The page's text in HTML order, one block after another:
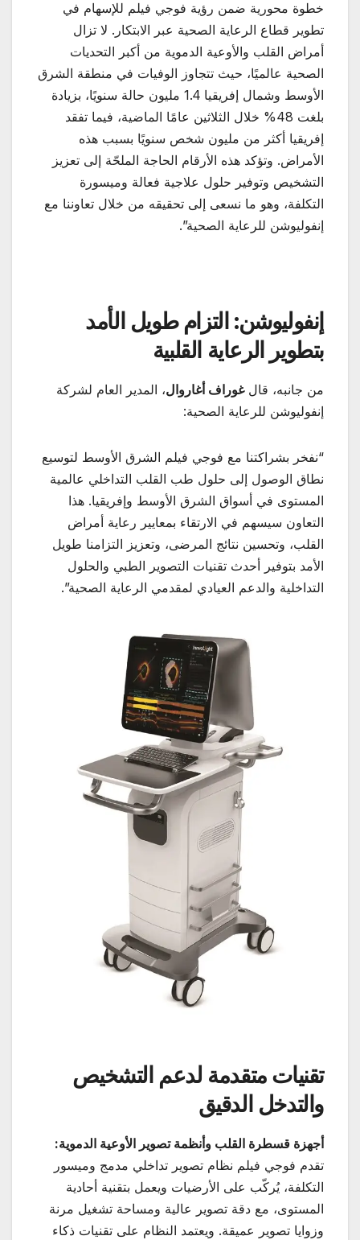
خطوة محورية ضمن رؤية فوجي فيلم للإسهام في
تطوير قطاع الرعاية الصحية عبر الابتكار. لا تزال
أمراض القلب والأوعية الدموية من أكبر التحديات
الصحية عالميًا، حيث تتجاوز الوفيات في منطقة الشرق
الأوسط وشمال إفريقيا 1.4 مليون حالة سنويًا، بزيادة
بلغت 48% خلال الثلاثين عامًا الماضية، فيما تفقد
إفريقيا أكثر من مليون شخص سنويًا بسبب هذه
الأمراض. وتؤكد هذه الأرقام الحاجة الملحّة إلى تعزيز
التشخيص وتوفير حلول علاجية فعالة وميسورة
التكلفة، وهو ما نسعى إلى تحقيقه من خلال تعاوننا مع
إنفوليوشن للرعاية الصحية”.
إنفوليوشن: التزام طويل الأمد
بتطوير الرعاية القلبية
من جانبه، قالغوراف أغاروال، المدير العام لشركة
إنفوليوشن للرعاية الصحية:
“نفخر بشراكتنا مع فوجي فيلم الشرق الأوسط لتوسيع
نطاق الوصول إلى حلول طب القلب التداخلي عالمية
المستوى في أسواق الشرق الأوسط وإفريقيا. هذا
التعاون سيسهم في الارتقاء بمعايير رعاية أمراض
القلب، وتحسين نتائج المرضى، وتعزيز التزامنا طويل
الأمد بتوفير أحدث تقنيات التصوير الطبي والحلول
التداخلية والدعم العيادي لمقدمي الرعاية الصحية”.
تقنيات متقدمة لدعم التشخيص
والتدخل الدقيق
أجهزة قسطرة القلب وأنظمة تصوير الأوعية الدموية:
تقدم فوجي فيلم نظام تصوير تداخلي مدمج وميسور
التكلفة، يُركّب على الأرضيات ويعمل بتقنية أحادية
المستوى، مع دقة تصوير عالية ومساحة تشغيل مرنة
وزوايا تصوير عميقة. ويعتمد النظام على تقنيات ذكاء